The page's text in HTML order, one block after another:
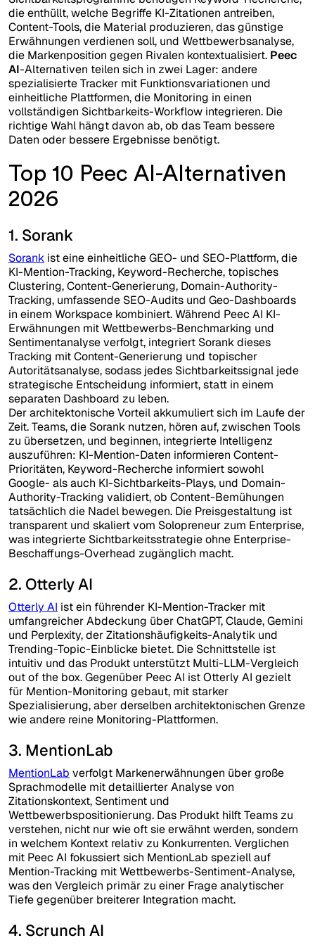
die enthüllt, welche Begriffe KI-Zitationen antreiben,
Content-Tools, die Material produzieren, das günstige
Erwähnungen verdienen soll, und Wettbewerbsanalyse,
die Markenposition gegen Rivalen kontextualisiert. Peec
AI-Alternativen teilen sich in zwei Lager: andere
spezialisierte Tracker mit Funktionsvariationen und
einheitliche Plattformen, die Monitoring in einen
vollständigen Sichtbarkeits-Workflow integrieren. Die
richtige Wahl hängt davon ab, ob das Team bessere
Daten oder bessere Ergebnisse benötigt.
Top 10 Peec AI-Alternativen
2026
1. Sorank
Sorank ist eine einheitliche GEO- und SEO-Plattform, die
KI-Mention-Tracking, Keyword-Recherche, topisches
Clustering, Content-Generierung, Domain-Authority-
Tracking, umfassende SEO-Audits und Geo-Dashboards
in einem Workspace kombiniert. Während Peec AI KI-
Erwähnungen mit Wettbewerbs-Benchmarking und
Sentimentanalyse verfolgt, integriert Sorank dieses
Tracking mit Content-Generierung und topischer
Autoritätsanalyse, sodass jedes Sichtbarkeitssignal jede
strategische Entscheidung informiert, statt in einem
separaten Dashboard zu leben.
Der architektonische Vorteil akkumuliert sich im Laufe der
Zeit. Teams, die Sorank nutzen, hören auf, zwischen Tools
zu übersetzen, und beginnen, integrierte Intelligenz
auszuführen: KI-Mention-Daten informieren Content-
Prioritäten, Keyword-Recherche informiert sowohl
Google- als auch KI-Sichtbarkeits-Plays, und Domain-
Authority-Tracking validiert, ob Content-Bemühungen
tatsächlich die Nadel bewegen. Die Preisgestaltung ist
transparent und skaliert vom Solopreneur zum Enterprise,
was integrierte Sichtbarkeitsstrategie ohne Enterprise-
Beschaffungs-Overhead zugänglich macht.
2. Otterly AI
Otterly AI ist ein führender KI-Mention-Tracker mit
umfangreicher Abdeckung über ChatGPT, Claude, Gemini
und Perplexity, der Zitationshäufigkeits-Analytik und
Trending-Topic-Einblicke bietet. Die Schnittstelle ist
intuitiv und das Produkt unterstützt Multi-LLM-Vergleich
out of the box. Gegenüber Peec AI ist Otterly AI gezielt
für Mention-Monitoring gebaut, mit starker
Spezialisierung, aber derselben architektonischen Grenze
wie andere reine Monitoring-Plattformen.
3. MentionLab
MentionLab verfolgt Markenerwähnungen über große
Sprachmodelle mit detaillierter Analyse von
Zitationskontext, Sentiment und
Wettbewerbspositionierung. Das Produkt hilft Teams zu
verstehen, nicht nur wie oft sie erwähnt werden, sondern
in welchem Kontext relativ zu Konkurrenten. Verglichen
mit Peec AI fokussiert sich MentionLab speziell auf
Mention-Tracking mit Wettbewerbs-Sentiment-Analyse,
was den Vergleich primär zu einer Frage analytischer
Tiefe gegenüber breiterer Integration macht.
4. Scrunch AI